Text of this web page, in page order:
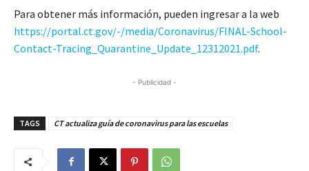
Para obtener más información, pueden ingresar a la web
https://portal.ct.gov/-/media/Coronavirus/FINAL-School-
Contact-Tracing_Quarantine_Update_12312021.pdf.
- Publicidad -
TAGS CT actualiza guía de coronavirus para las escuelas